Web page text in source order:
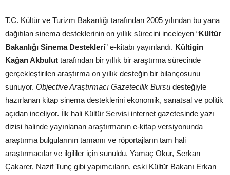
T.C. Kültür ve Turizm Bakanlığı tarafından 2005 yılından bu yana
dağıtılan sinema desteklerinin on yıllık sürecini inceleyen “Kültür
Bakanlığı Sinema Destekleri” e-kitabı yayınlandı. Kültigin
Kağan Akbulut tarafından bir yıllık bir araştırma sürecinde
gerçekleştirilen araştırma on yıllık desteğin bir bilançosunu
sunuyor. Objective Araştırmacı Gazetecilik Bursu desteğiyle
hazırlanan kitap sinema desteklerini ekonomik, sanatsal ve politik
açıdan inceliyor. İlk hali Kültür Servisi internet gazetesinde yazı
dizisi halinde yayınlanan araştırmanın e-kitap versiyonunda
araştırma bulgularının tamamı ve röportajların tam hali
araştırmacılar ve ilgililer için sunuldu. Yamaç Okur, Serkan
Çakarer, Nazif Tunç gibi yapımcıların, eski Kültür Bakanı Erkan